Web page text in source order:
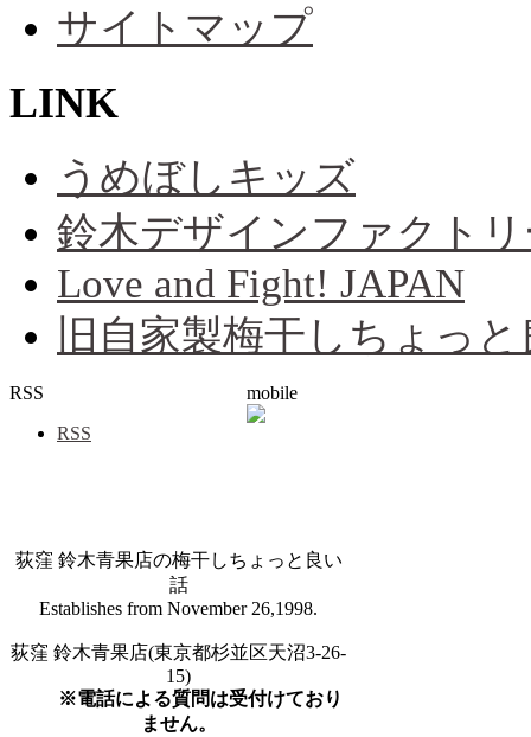
サイトマップ
LINK
うめぼしキッズ
鈴木デザインファクト
Love and Fight! JAPAN
旧自家製梅干しちょっ
RSS
RSS
mobile
荻窪 鈴木青果店の梅干しちょっと良い
話
Establishes from November 26,1998.
荻窪 鈴木青果店(東京都杉並区天沼3-26-
15)
※電話による質問は受付けており
ません。